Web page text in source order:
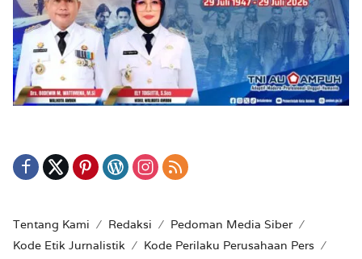
Tentang Kami Redaksi
Pedoman Media Siber
Kode Etik Jurnalistik
Kode Perilaku Perusahaan Pers